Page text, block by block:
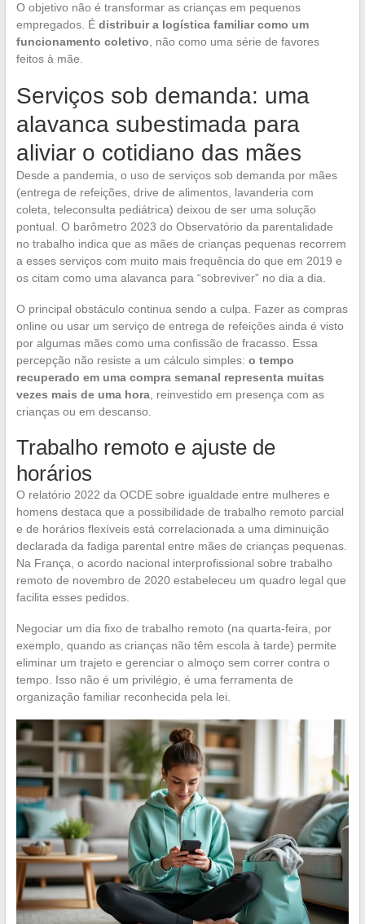
O objetivo não é transformar as crianças em pequenos
empregados. É distribuir a logística familiar como um
funcionamento coletivo , não como uma série de favores
feitos à mãe.
Serviços sob demanda: uma
alavanca subestimada para
aliviar o cotidiano das mães
Desde a pandemia, o uso de serviços sob demanda por mães
(entrega de refeições, drive de alimentos, lavanderia com
coleta, teleconsulta pediátrica) deixou de ser uma solução
pontual. O barômetro 2023 do Observatório da parentalidade
no trabalho indica que as mães de crianças pequenas recorrem
a esses serviços com muito mais frequência do que em 2019 e
os citam como uma alavanca para “sobreviver” no dia a dia.
O principal obstáculo continua sendo a culpa. Fazer as compras
online ou usar um serviço de entrega de refeições ainda é visto
por algumas mães como uma confissão de fracasso. Essa
percepção não resiste a um cálculo simples: o tempo
recuperado em uma compra semanal representa muitas
vezes mais de uma hora, reinvestido em presença com as
crianças ou em descanso.
Trabalho remoto e ajuste de
horários
O relatório 2022 da OCDE sobre igualdade entre mulheres e
homens destaca que a possibilidade de trabalho remoto parcial
e de horários flexíveis está correlacionada a uma diminuição
declarada da fadiga parental entre mães de crianças pequenas.
Na França, o acordo nacional interprofissional sobre trabalho
remoto de novembro de 2020 estabeleceu um quadro legal que
facilita esses pedidos.
Negociar um dia fixo de trabalho remoto (na quarta-feira, por
exemplo, quando as crianças não têm escola à tarde) permite
eliminar um trajeto e gerenciar o almoço sem correr contra o
tempo. Isso não é um privilégio, é uma ferramenta de
organização familiar reconhecida pela lei.